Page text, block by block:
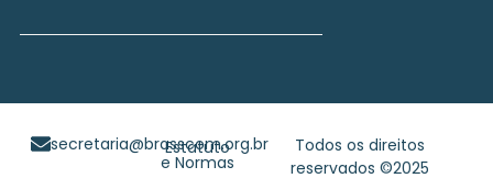
Todos os direitos
reservados ©2025
secretaria@brasscom.org.br
Estatuto
e Normas